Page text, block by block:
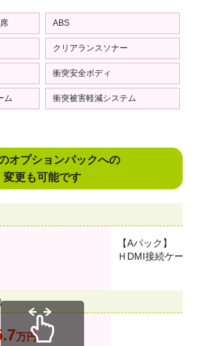
ABS
クリアランスソナー
衝突安全ボディ
ム 衝突被害軽減システム
オプションパックへの
変更も可能です
【Aパック】
ＨDMI接続ケーブ
万円